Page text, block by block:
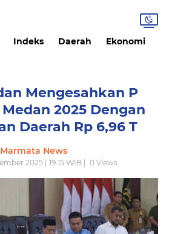
Indeks Daerah Ekonomi
Mengesahkan P
2025 Dengan
Daerah Rp 6,96 T
Marmata News
2025 | 19.15 WIB | 0 Views